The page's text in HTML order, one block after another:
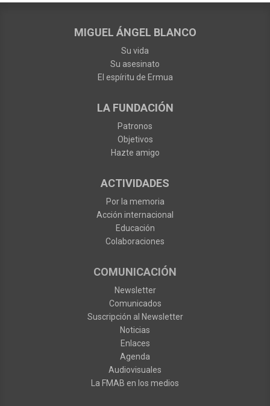
MIGUEL ÁNGEL BLANCO
Su vida
Su asesinato
El espíritu de Ermua
LA FUNDACIÓN
Patronos
Objetivos
Hazte amigo
ACTIVIDADES
Por la memoria
Acción internacional
Educación
Colaboraciones
COMUNICACIÓN
Newsletter
Comunicados
Suscripción al Newsletter
Noticias
Enlaces
Agenda
Audiovisuales
La FMAB en los medios